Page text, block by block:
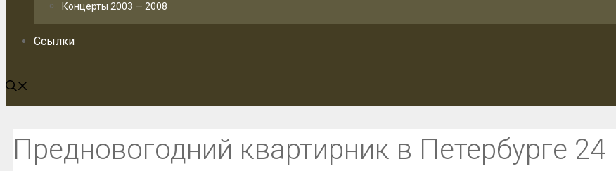
Концерты 2003 — 2008
Ссылки
Предновогодний квартирник в Петербурге 24